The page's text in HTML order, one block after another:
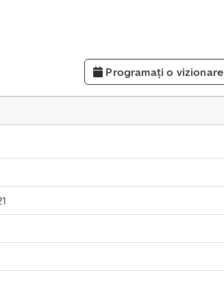
Programați o vizionare